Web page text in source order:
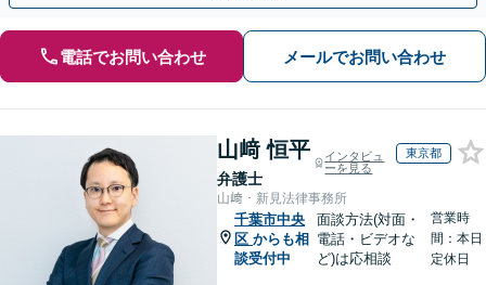
電話でお問い合わせ メールでお問い合わせ
山﨑 恒平
弁護士
インタビュ
ーを見る
東京都
山﨑・新見法律事務所
千葉市中央
区 からも相
談受付中
面談方法(対面・
電話・ビデオな
ど)は応相談
営業時
間：本日
定休日